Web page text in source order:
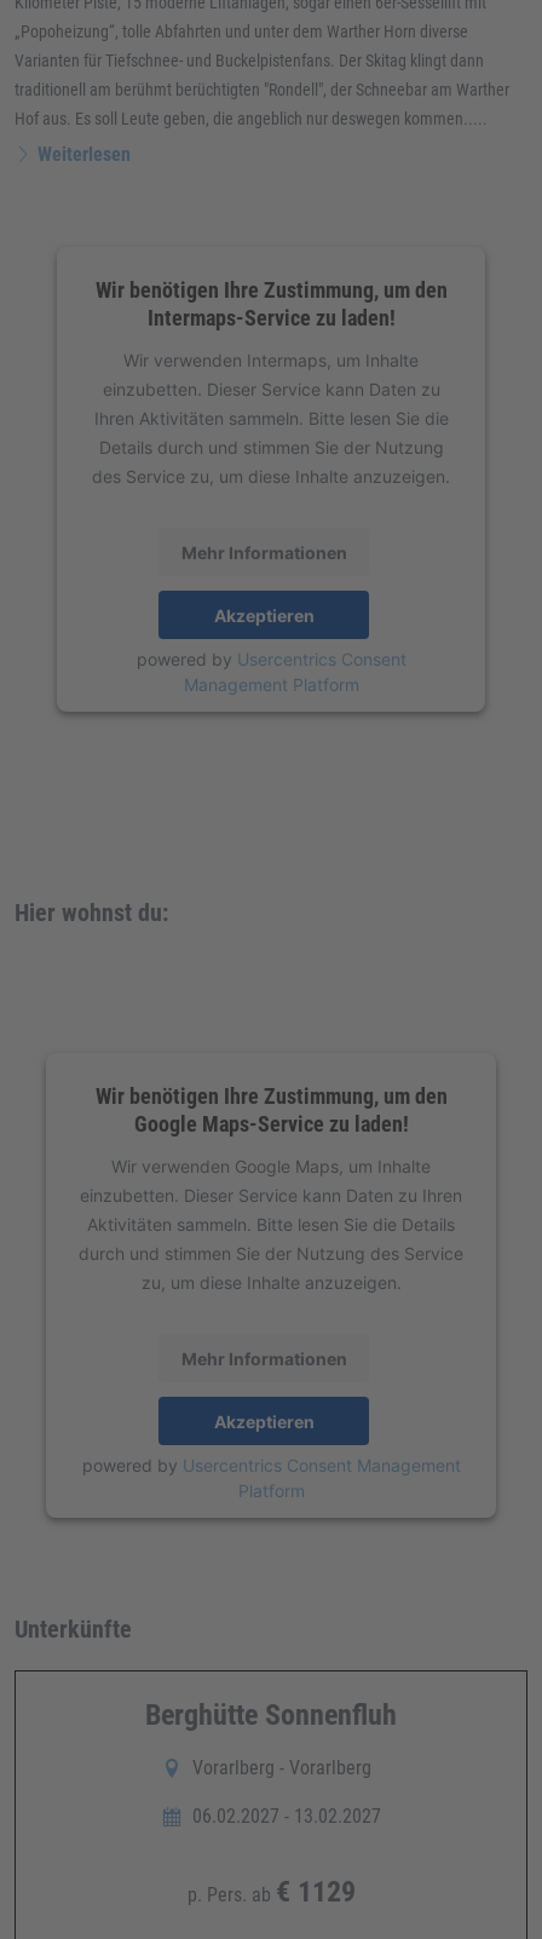
„Popoheizung“, tolle Abfahrten und unter dem Warther Horn diverse
Varianten für Tiefschnee- und Buckelpistenfans. Der Skitag klingt dann
traditionell am berühmt berüchtigten "Rondell", der Schneebar am Warther
Hof aus. Es soll Leute geben, die angeblich nur deswegen kommen.....
Weiterlesen
Wir benötigen Ihre Zustimmung, um den
Intermaps-Service zu laden!
Wir verwenden Intermaps, um Inhalte
einzubetten. Dieser Service kann Daten zu
Ihren Aktivitäten sammeln. Bitte lesen Sie die
Details durch und stimmen Sie der Nutzung
des Service zu, um diese Inhalte anzuzeigen.
Mehr Informationen
Akzeptieren
powered by Usercentrics Consent
Management Platform
Hier wohnst du:
Wir benötigen Ihre Zustimmung, um den
Google Maps-Service zu laden!
Wir verwenden Google Maps, um Inhalte
einzubetten. Dieser Service kann Daten zu Ihren
Aktivitäten sammeln. Bitte lesen Sie die Details
durch und stimmen Sie der Nutzung des Service
zu, um diese Inhalte anzuzeigen.
Mehr Informationen
Akzeptieren
powered by Usercentrics Consent Management
Platform
Unterkünfte
Berghütte Sonnenfluh
Vorarlberg - Vorarlberg
06.02.2027 - 13.02.2027
p. Pers. ab € 1129